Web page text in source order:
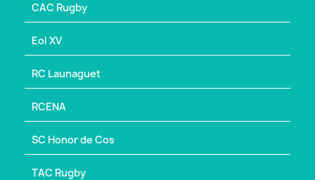
CAC Rugby
Eol XV
RC Launaguet
RCENA
SC Honor de Cos
TAC Rugby